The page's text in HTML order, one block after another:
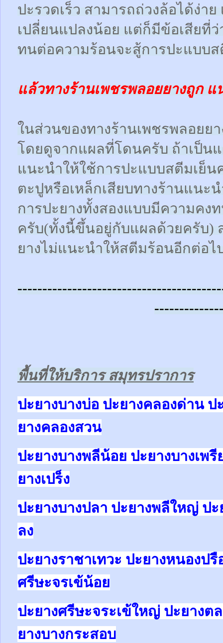
ปะรวดเร็ว สามารถถ่วงล้อได้ง่า
เปลี่ยนแปลงน้อย แต่ก็มีข้อเสียที่
ทนต่อความร้อนจะสู้การปะแบบ
แล้วทางร้านเพชรพลอยยางถูก
ในส่วนของทางร้านเพชรพลอยย
โดยดูจากแผลที่โดนครับ ถ้าเป็น
แนะนำให้ใช้การปะแบบสตีมเย็
ตะปูหรือเหล็กเสียบทางร้านแนะ
การปะยางทั้งสองแบบมีความคง
ครับ(ทั้งนี้ขึ้นอยู่กับแผลด้วยครับ)
ยางไม่แนะนำให้สตีมร้อนอีกต่อไ
พื้นที่ให้บริการ สมุทรปราการ
ปะยางบางบ่อ ปะยางคลองด่าน
ยางคลองสวน
ปะยางบางพลีน้อย ปะยางบางเพ
ยางเปร็ง
ปะยางบางปลา ปะยางพลีใหญ่ ป
ลง
ปะยางราชาเทวะ ปะยางหนองปรื
ศรีษะจรเข้น้อย
ปะยางศรีษะจระเข้ใหญ่ ปะยางต
ยางบางกระสอบ